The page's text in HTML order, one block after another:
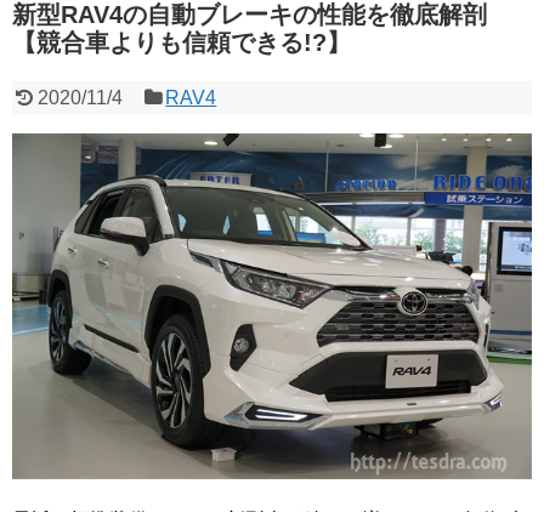
新型RAV4の自動ブレーキの性能を徹底解剖
【競合車よりも信頼できる!?】
2020/11/4 RAV4